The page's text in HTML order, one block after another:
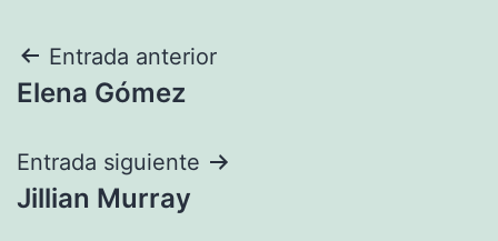
Navegación
de
entradas
Entrada anterior
Elena Gómez
Entrada siguiente
Jillian Murray